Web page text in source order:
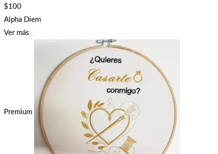
$100
Alpha Diem
Ver más
Premium